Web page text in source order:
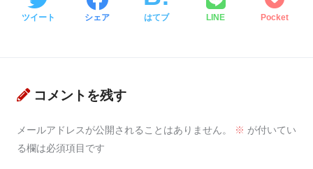
ツイート シェア はてブ LINE Pocket
コメントを残す
メールアドレスが公開されることはありません。 ※ が付いてい
る欄は必須項目です